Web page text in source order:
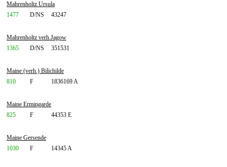
Mahrenholtz Ursula
1477
D/NS 43247
Mahrenholtz verh.Jagow
1365
D/NS 351531
Maine (verh.) Bilichilde
810
F 1836169 A
Maine Ermingarde
825
F 44353 E
Maine Gersende
1030
F 14345 A